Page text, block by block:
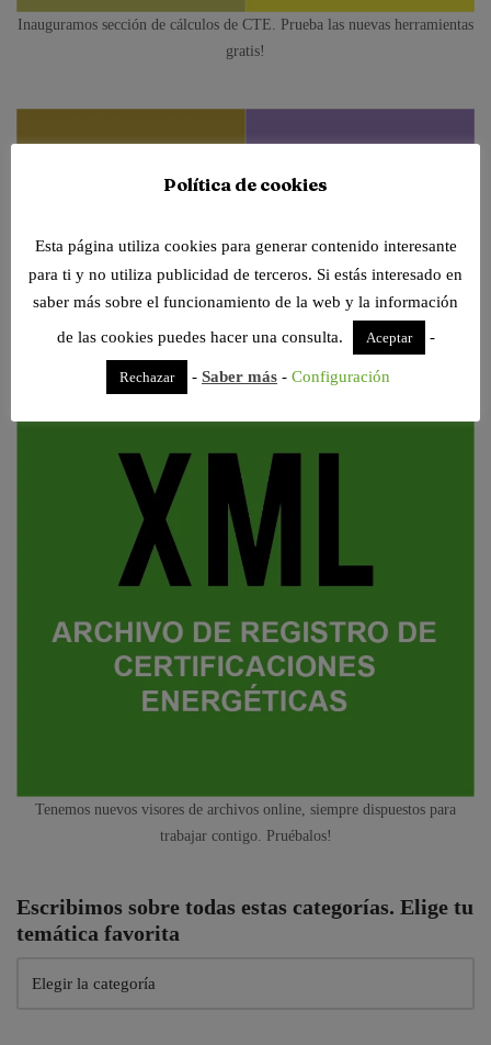
Inauguramos sección de cálculos de CTE. Prueba las nuevas herramientas
gratis!
Tenemos nuevos visores de archivos online, siempre dispuestos para
trabajar contigo. Pruébalos!
Escribimos sobre todas estas categorías. Elige tu
temática favorita
Política de cookies
Esta página utiliza cookies para generar contenido interesante
para ti y no utiliza publicidad de terceros. Si estás interesado en
saber más sobre el funcionamiento de la web y la información
de las cookies puedes hacer una consulta.
Aceptar -
Rechazar - Saber más - Configuración